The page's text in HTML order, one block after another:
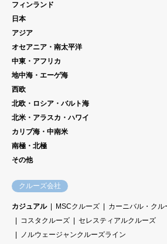
フィンランド
日本
アジア
オセアニア・南太平洋
中東・アフリカ
地中海・エーゲ海
西欧
北欧・ロシア・バルト海
北米・アラスカ・ハワイ
カリブ海・中南米
南極・北極
その他
クルーズ会社
カジュアル MSCクルーズ
カーニバル・クル
コスタクルーズ
セレスティアルクルーズ
ノルウェージャンクルーズライン